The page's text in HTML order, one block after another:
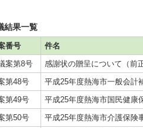
結果一覧
番号 件名
案第8号
感謝状の贈呈について（前
第48号
平成25年度熱海市一般会計
第49号
平成25年度熱海市国民健康
第50号
平成25年度熱海市介護保険